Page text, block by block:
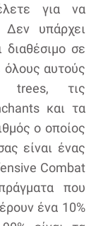
για να
υπάρχει
σε
αυτούς
trees, τις
και τα
ο οποίος
είναι ένας
Combat
που
ένα 10%